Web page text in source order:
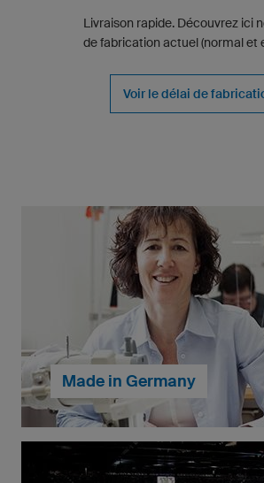
Livraison rapide. Découvrez ici
de fabrication actuel (normal et
Voir le délai de
Made in Germany